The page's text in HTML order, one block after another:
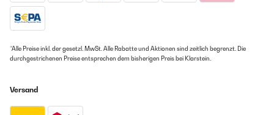
*Alle Preise inkl. der gesetzl. MwSt. Alle Rabatte und Aktionen sind zeitlich begrenzt. Die
durchgestrichenen Preise entsprechen dem bisherigen Preis bei Klarstein.
Versand